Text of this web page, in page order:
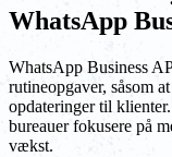
WhatsApp
WhatsApp Business
rutineopgaver, såsom
opdateringer til
bureauer fokusere på
vækst.